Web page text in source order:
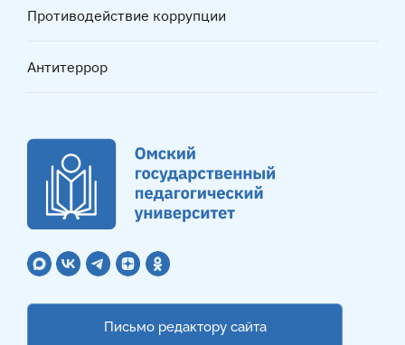
Противодействие коррупции
Антитеррор
Письмо редактору сайта